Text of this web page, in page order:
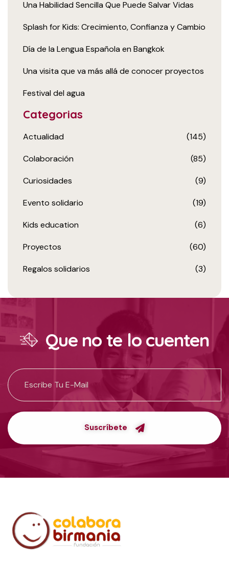
Una Habilidad Sencilla Que Puede Salvar Vidas
Splash for Kids: Crecimiento, Confianza y Cambio
Día de la Lengua Española en Bangkok
Una visita que va más allá de conocer proyectos
Festival del agua
Categorias
Actualidad (145)
Colaboración (85)
Curiosidades (9)
Evento solidario (19)
Kids education (6)
Proyectos (60)
Regalos solidarios (3)
Que no te lo cuenten
Suscríbete